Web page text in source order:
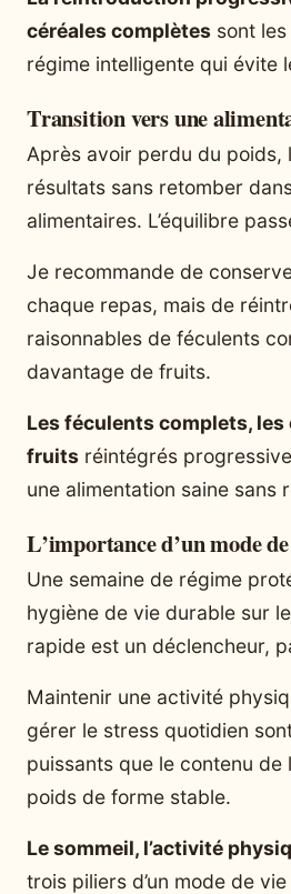
céréales complètes sont
régime intelligente qui évite
Transition vers une
Après avoir perdu du
résultats sans retomber
alimentaires. L’équilibre
Je recommande de
chaque repas, mais de
raisonnables de féculents
davantage de fruits.
Les féculents complets,
fruits réintégrés
une alimentation saine sans
L’importance d’un mode
Une semaine de régime
hygiène de vie durable sur
rapide est un déclencheur,
Maintenir une activité
gérer le stress quotidien
puissants que le contenu de
poids de forme stable.
Le sommeil, l’activité
trois piliers d’un mode de